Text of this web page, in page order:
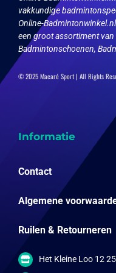
vakkundige
Online-
een groot assortiment van
Badmintonschoenen,
© 2025 Macaré Sport | All Rights
Informatie
Contact
Algemene
Ruilen & Retourneren
Het Kleine Loo 12